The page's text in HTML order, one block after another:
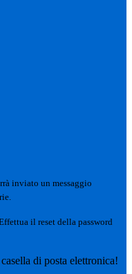
inviato un messaggio
il reset della password
di posta elettronica!